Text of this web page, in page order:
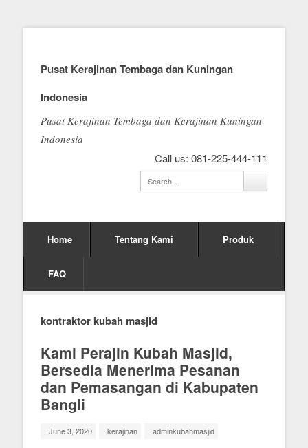
Pusat Kerajinan Tembaga dan Kuningan
Indonesia
Pusat Kerajinan Tembaga dan Kerajinan Kuningan
Indonesia
Call us: 081-225-444-111
Home Tentang Kami Produk
FAQ
kontraktor kubah masjid
Kami Perajin Kubah Masjid,
Bersedia Menerima Pesanan
dan Pemasangan di Kabupaten
Bangli
June 3, 2020 kerajinan adminkubahmasjid